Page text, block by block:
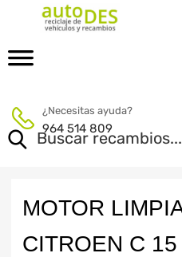
¿Necesitas ayuda?
964 514 809
MOTOR
CITROEN C 15